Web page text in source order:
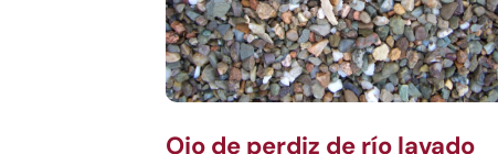
Ojo de perdiz de río lavado